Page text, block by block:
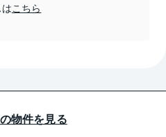
こちら
物件を見る